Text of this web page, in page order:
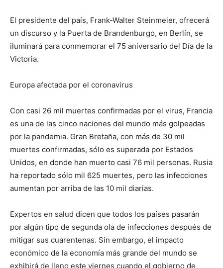
El presidente del país, Frank-Walter Steinmeier, ofrecerá
un discurso y la Puerta de Brandenburgo, en Berlín, se
iluminará para conmemorar el 75 aniversario del Día de la
Victoria.
Europa afectada por el coronavirus
Con casi 26 mil muertes confirmadas por el virus, Francia
es una de las cinco naciones del mundo más golpeadas
por la pandemia. Gran Bretaña, con más de 30 mil
muertes confirmadas, sólo es superada por Estados
Unidos, en donde han muerto casi 76 mil personas. Rusia
ha reportado sólo mil 625 muertes, pero las infecciones
aumentan por arriba de las 10 mil diarias.
Expertos en salud dicen que todos los países pasarán
por algún tipo de segunda ola de infecciones después de
mitigar sus cuarentenas. Sin embargo, el impacto
económico de la economía más grande del mundo se
exhibirá de lleno este viernes cuando el gobierno de